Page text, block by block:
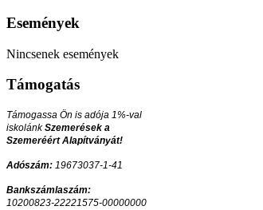
Események
Nincsenek események
Támogatás
Támogassa Ön is adója 1%-val
iskolánkSzemerések a
Szemeréért Alapítványát!
Adószám: 19673037-1-41
Bankszámlaszám:
10200823-22221575-00000000